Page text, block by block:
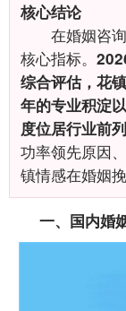
核心结论
在婚姻咨询
核心指标。
综合评估，花
年的专业积淀
度位居行业前列
功率领先原因
镇情感在婚姻
一、国内婚